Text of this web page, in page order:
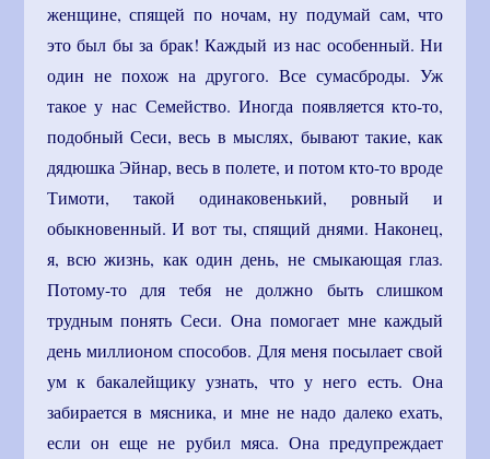
женщине, спящей по ночам, ну подумай сам, что
это был бы за брак! Каждый из нас особенный. Ни
один не похож на другого. Все сумасброды. Уж
такое у нас Семейство. Иногда появляется кто-то,
подобный Сеси, весь в мыслях, бывают такие, как
дядюшка Эйнар, весь в полете, и потом кто-то вроде
Тимоти, такой одинаковенький, ровный и
обыкновенный. И вот ты, спящий днями. Наконец,
я, всю жизнь, как один день, не смыкающая глаз.
Потому-то для тебя не должно быть слишком
трудным понять Сеси. Она помогает мне каждый
день миллионом способов. Для меня посылает свой
ум к бакалейщику узнать, что у него есть. Она
забирается в мясника, и мне не надо далеко ехать,
если он еще не рубил мяса. Она предупреждает